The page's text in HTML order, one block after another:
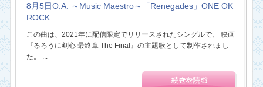
8月5日O.A. ～Music Maestro～「Renegades」ONE OK
ROCK
この曲は、2021年に配信限定でリリースされたシングルで、 映画
『るろうに剣心 最終章 The Final』の主題歌として制作されまし
た。 ...